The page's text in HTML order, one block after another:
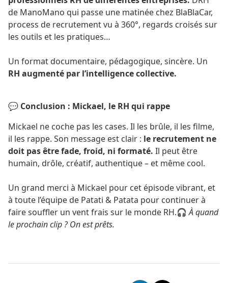
de ManoMano qui passe une matinée chez BlaBlaCar,
process de recrutement vu à 360°, regards croisés sur
les outils et les pratiques…
Un format documentaire, pédagogique, sincère. Un
RH augmenté par l’intelligence collective.
💬 Conclusion : Mickael, le RH qui rappe
Mickael ne coche pas les cases. Il les brûle, il les filme,
il les rappe. Son message est clair : le recrutement ne
doit pas être fade, froid, ni formaté. Il peut être
humain, drôle, créatif, authentique – et même cool.
Un grand merci à Mickael pour cet épisode vibrant, et
à toute l’équipe de Patati & Patata pour continuer à
faire souffler un vent frais sur le monde RH.🎧À quand
le prochain clip ? On est prêts.